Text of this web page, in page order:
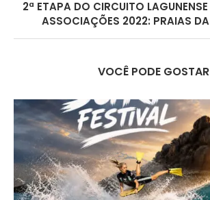
2ª ETAPA DO CIRCUITO LAGUNENSE
ASSOCIAÇÕES 2022: PRAIAS
VOCÊ PODE GOSTAR